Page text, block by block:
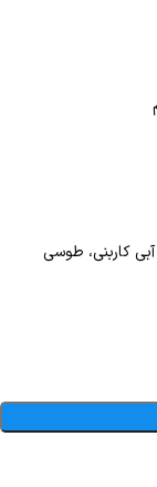
کاربنی، طوسی